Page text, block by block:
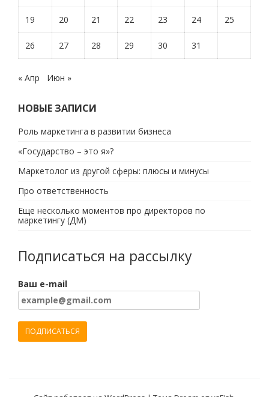
19 20 21 22 23 24 25
26 27 28 29 30 31
« Апр Июн »
НОВЫЕ ЗАПИСИ
Роль маркетинга в развитии бизнеса
«Государство – это я»?
Маркетолог из другой сферы: плюсы и минусы
Про ответственность
Еще несколько моментов про директоров по
маркетингу (ДМ)
Подписаться на рассылку
Ваш e-mail